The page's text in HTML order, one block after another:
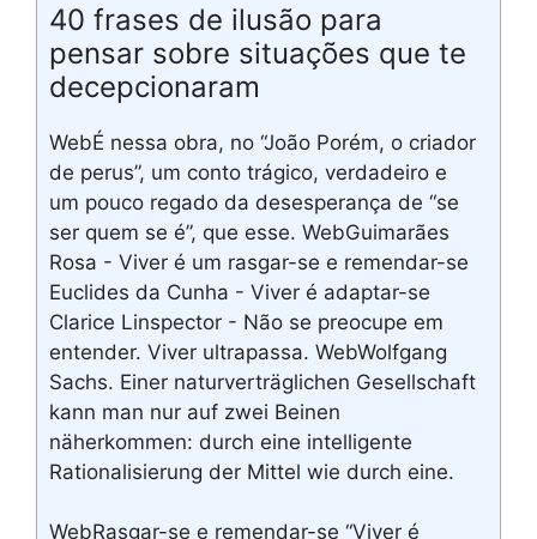
40 frases de ilusão para
pensar sobre situações que te
decepcionaram
WebÉ nessa obra, no “João Porém, o criador
de perus”, um conto trágico, verdadeiro e
um pouco regado da desesperança de “se
ser quem se é”, que esse. WebGuimarães
Rosa - Viver é um rasgar-se e remendar-se
Euclides da Cunha - Viver é adaptar-se
Clarice Linspector - Não se preocupe em
entender. Viver ultrapassa. WebWolfgang
Sachs. Einer naturverträglichen Gesellschaft
kann man nur auf zwei Beinen
näherkommen: durch eine intelligente
Rationalisierung der Mittel wie durch eine.
WebRasgar-se e remendar-se “Viver é